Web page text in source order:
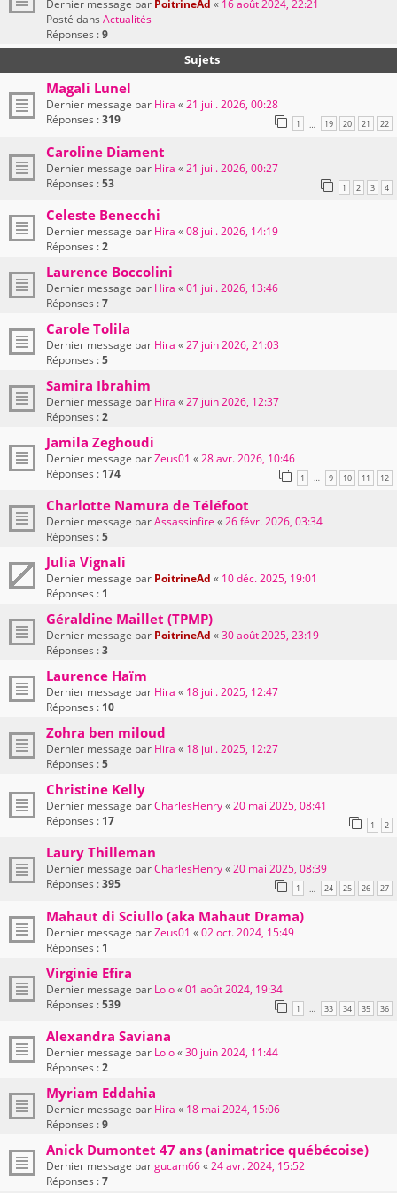
Dernier message par PoitrineAd « 16 août 2024, 22:21
Posté dans Actualités
Réponses :9
Sujets
Magali Lunel
Dernier message par Hira «21 juil. 2026, 00:28
Réponses :319 1 19 20 21 22
Caroline Diament
Dernier message par Hira «21 juil. 2026, 00:27
Réponses :53 1 2 3 4
Celeste Benecchi
Dernier message par Hira «08 juil. 2026, 14:19
Réponses :2
Laurence Boccolini
Dernier message par Hira «01 juil. 2026, 13:46
Réponses :7
Carole Tolila
Dernier message par Hira «27 juin 2026, 21:03
Réponses :5
Samira Ibrahim
Dernier message par Hira «27 juin 2026, 12:37
Réponses :2
Jamila Zeghoudi
Dernier message parZeus01 «28 avr. 2026, 10:46
Réponses : 174 1 … 9 10 11 12
Charlotte Namura de Téléfoot
Dernier message parAssassinfire «26 févr. 2026, 03:34
Réponses :5
Julia Vignali
Dernier message par PoitrineAd « 10 déc. 2025, 19:01
Réponses : 1
Géraldine Maillet (TPMP)
Dernier message par PoitrineAd «30 août 2025, 23:19
Réponses :3
Laurence Haïm
Dernier message par Hira « 18 juil. 2025, 12:47
Réponses : 10
Zohra ben miloud
Dernier message par Hira « 18 juil. 2025, 12:27
Réponses :5
Christine Kelly
Dernier message parCharlesHenry«20 mai 2025, 08:41
Réponses : 17 1 2
Laury Thilleman
Dernier message parCharlesHenry«20 mai 2025, 08:39
Réponses :395 1 24 25 26 27
Mahaut di Sciullo (aka Mahaut Drama)
Dernier message parZeus01 «02 oct. 2024, 15:49
Réponses : 1
Virginie Efira
Dernier message par Lolo«01 août 2024, 19:34
Réponses :539 1 … 33 34 35 36
Alexandra Saviana
Dernier message par Lolo«30 juin 2024, 11:44
Réponses :2
Myriam Eddahia
Dernier message par Hira « 18 mai 2024, 15:06
Réponses :9
Anick Dumontet 47 ans (animatrice québécoise)
Dernier message pargucam66«24 avr. 2024, 15:52
Réponses :7